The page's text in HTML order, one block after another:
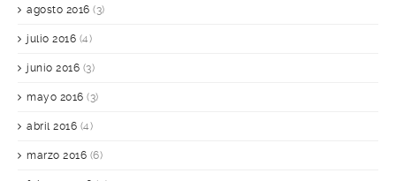
agosto 2016 (3)
julio 2016 (4)
junio 2016 (3)
mayo 2016 (3)
abril 2016 (4)
marzo 2016 (6)